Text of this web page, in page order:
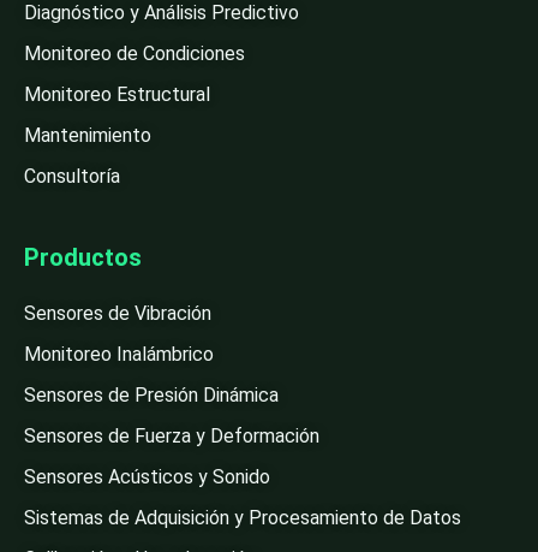
Diagnóstico y Análisis Predictivo
Monitoreo de Condiciones
Monitoreo Estructural
Mantenimiento
Consultoría
Productos
Sensores de Vibración
Monitoreo Inalámbrico
Sensores de Presión Dinámica
Sensores de Fuerza y Deformación
Sensores Acústicos y Sonido
Sistemas de Adquisición y Procesamiento de Datos